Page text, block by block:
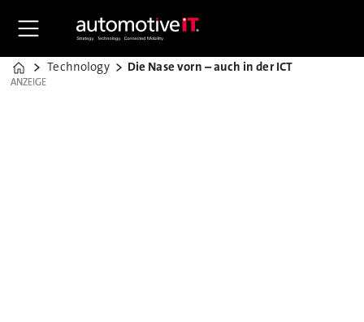
Home
Technology Die Nase vorn – auch in der ICT
ANZEIGE
ANZEIGE